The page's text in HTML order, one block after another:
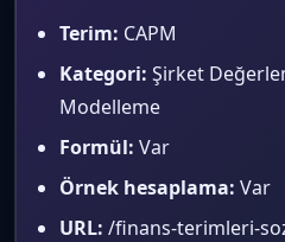
Terim: CAPM
Kategori: Şirket
Modelleme
Formül: Var
Örnek hesaplama: Var
URL: /finans-terimleri-